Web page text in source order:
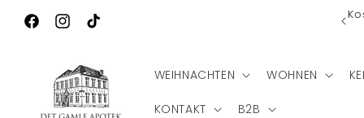
Direkt zum
InhaltFacebookInstagram
TikTok
Wilkommen zu Det Gamle Apotek
WEIHNACHTEN WOHNEN
KONTAKT B2B